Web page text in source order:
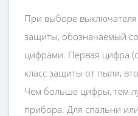
При выборе выключателя
защиты, обозначаемый
цифрами. Первая цифра
класс защиты от пыли,
Чем больше цифры, тем
прибора. Для спальни